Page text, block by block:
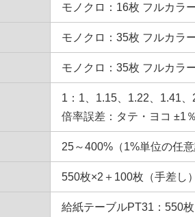
モノクロ：16枚 フルカラ
モノクロ：35枚 フルカラ
モノクロ：35枚 フルカラ
1：1、1.15、1.22、1.41
倍率誤差：タテ・ヨコ ±1
25～400%（1%単位の任意
550枚×2＋100枚（手差し）
給紙テーブルPT31：550